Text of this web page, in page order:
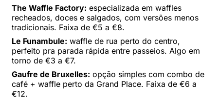
The Waffle Factory: especializada em waffles
recheados, doces e salgados, com versões menos
tradicionais. Faixa de €5 a €8.
Le Funambule: waffle de rua perto do centro,
perfeito pra parada rápida entre passeios. Algo em
torno de €3 a €7.
Gaufre de Bruxelles: opção simples com combo de
café + waffle perto da Grand Place. Faixa de €6 a
€12.